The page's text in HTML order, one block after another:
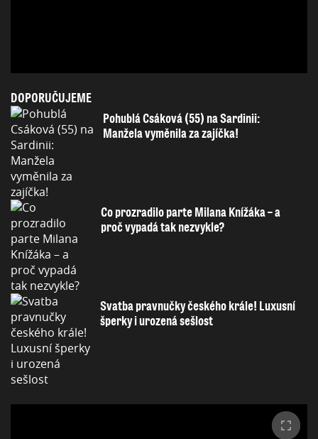
DOPORUČUJEME
Pohublá Csáková (55) na Sardinii:
Manžela vyměnila za zajíčka!
Co prozradilo parte Milana Knížáka – a
proč vypadá tak nezvykle?
Svatba pravnučky českého krále! Luxusní
šperky i urozená sešlost